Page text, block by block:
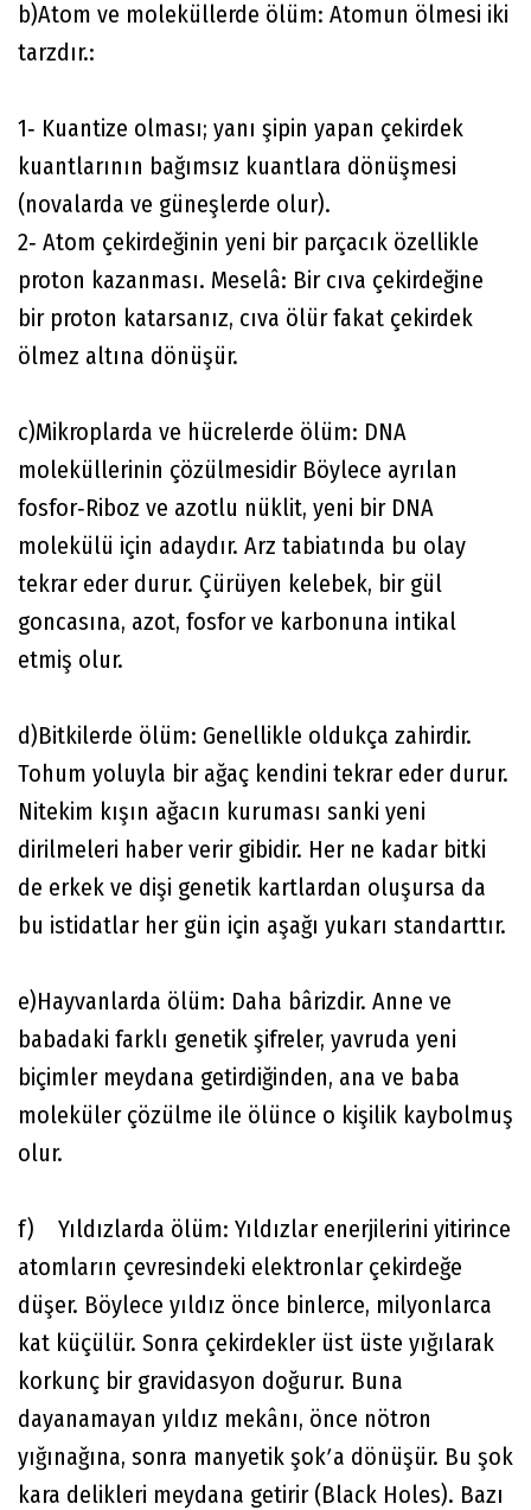
b)Atom ve moleküllerde ölüm: Atomun ölmesi iki
tarzdır.:
1‐ Kuantize olması; yanı şipin yapan çekirdek
kuantlarının bağımsız kuantlara dönüşmesi
(novalarda ve güneşlerde olur).
2‐ Atom çekirdeğinin yeni bir parçacık özellikle
proton kazanması. Meselâ: Bir cıva çekirdeğine
bir proton katarsanız, cıva ölür fakat çekirdek
ölmez altına dönüşür.
c)Mikroplarda ve hücrelerde ölüm: DNA
moleküllerinin çözülmesidir Böylece ayrılan
fosfor‐Riboz ve azotlu nüklit, yeni bir DNA
molekülü için adaydır. Arz tabiatında bu olay
tekrar eder durur. Çürüyen kelebek, bir gül
goncasına, azot, fosfor ve karbonuna intikal
etmiş olur.
d)Bitkilerde ölüm: Genellikle oldukça zahirdir.
Tohum yoluyla bir ağaç kendini tekrar eder durur.
Nitekim kışın ağacın kuruması sanki yeni
dirilmeleri haber verir gibidir. Her ne kadar bitki
de erkek ve dişi genetik kartlardan oluşursa da
bu istidatlar her gün için aşağı yukarı standarttır.
e)Hayvanlarda ölüm: Daha bârizdir. Anne ve
babadaki farklı genetik şifreler, yavruda yeni
biçimler meydana getirdiğinden, ana ve baba
moleküler çözülme ile ölünce o kişilik kaybolmuş
olur.
f) Yıldızlarda ölüm: Yıldızlar enerjilerini yitirince
atomların çevresindeki elektronlar çekirdeğe
düşer. Böylece yıldız önce binlerce, milyonlarca
kat küçülür. Sonra çekirdekler üst üste yığılarak
korkunç bir gravidasyon doğurur. Buna
dayanamayan yıldız mekânı, önce nötron
yığınağına, sonra manyetik şokʹa dönüşür. Bu şok
kara delikleri meydana getirir (Black Holes). Bazı